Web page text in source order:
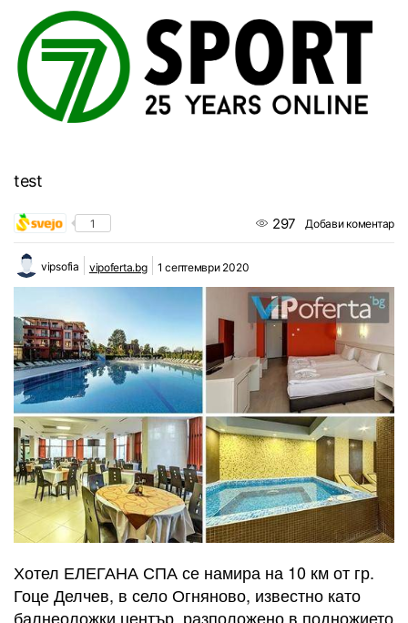
test
1 297 Добави коментар
vipsofia vipoferta.bg 1 септември 2020
Хотел ЕЛЕГАНА СПА се намира на 10 км от гр.
Гоце Делчев, в село Огняново, известно като
балнеоложки център, разположено в подножието